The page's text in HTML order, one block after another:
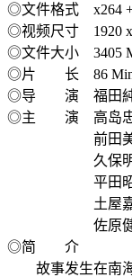
◎文件格式 x264
◎视频尺寸 1920 x
◎文件大小 3405
◎片 长 86
◎导 演 福田
◎主 演 高岛
前田美
久保
平田昭
土屋嘉
佐原健
◎简 介
故事发生在南海